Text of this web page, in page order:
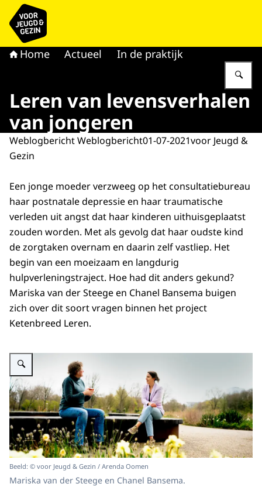
Naar de homepage van voor Jeugd & Gezin
Home Actueel In de praktijk
Leren van levensverhalen
van jongeren
Weblogbericht Weblogbericht01-07-2021voor Jeugd &
Gezin
Een jonge moeder verzweeg op het consultatiebureau
haar postnatale depressie en haar traumatische
verleden uit angst dat haar kinderen uithuisgeplaatst
zouden worden. Met als gevolg dat haar oudste kind
de zorgtaken overnam en daarin zelf vastliep. Het
begin van een moeizaam en langdurig
hulpverleningstraject. Hoe had dit anders gekund?
Mariska van der Steege en Chanel Bansema buigen
zich over dit soort vragen binnen het project
Ketenbreed Leren.
Vergroot afbeelding Mariska van der Steege en Chanel Bansema zitten op
Beeld: © voor Jeugd & Gezin / Arenda Oomen
Mariska van der Steege en Chanel Bansema.